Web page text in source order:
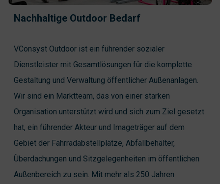
Nachhaltige Outdoor Bedarf
VConsyst Outdoor ist ein führender sozialer
Dienstleister mit Gesamtlösungen für die komplette
Gestaltung und Verwaltung öffentlicher Außenanlagen.
Wir sind ein Marktteam, das von einer starken
Organisation unterstützt wird und sich zum Ziel gesetzt
hat, ein führender Akteur und Imageträger auf dem
Gebiet der Fahrradabstellplätze, Abfallbehälter,
Überdachungen und Sitzgelegenheiten im öffentlichen
Außenbereich zu sein. Mit mehr als 250 Jahren